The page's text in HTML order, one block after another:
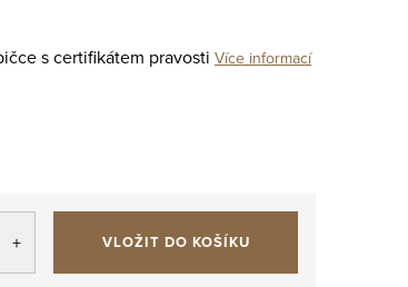
s certifikátem pravosti Více informací
VLOŽIT DO KOŠÍKU